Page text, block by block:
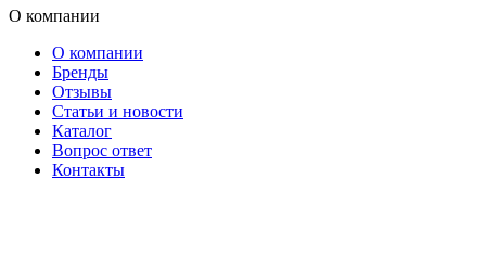
О компании
О компании
Бренды
Отзывы
Статьи и новости
Каталог
Вопрос ответ
Контакты